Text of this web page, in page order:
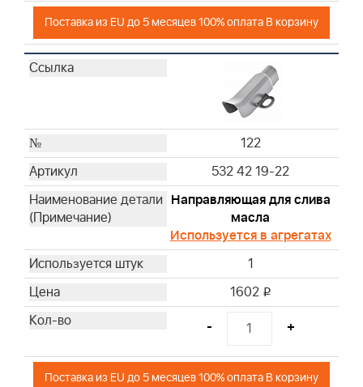
Поставка из EU до 5 месяцев 100% оплата В корзину
122
532 42 19-22
Направляющая для слива
масла
Используется в агрегатах
1
1602 i
- +
Поставка из EU до 5 месяцев 100% оплата В корзину